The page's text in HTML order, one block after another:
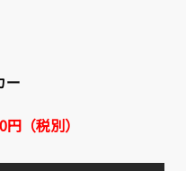
ー
（税別）